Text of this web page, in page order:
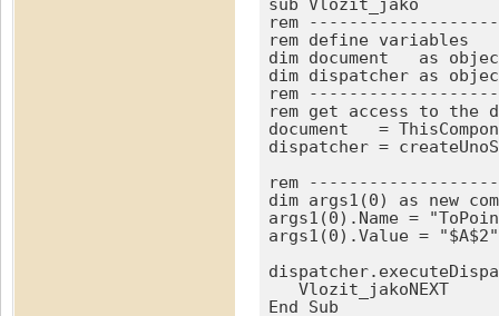
sub Vlozit_jako
rem
rem define variables
dim document   as
dim dispatcher as
rem
rem get access to the
document   =
dispatcher =
rem
dim args1(0) as new
args1(0).Name =
args1(0).Value = "$A$2"
   Vlozit_jakoNEXT
End Sub